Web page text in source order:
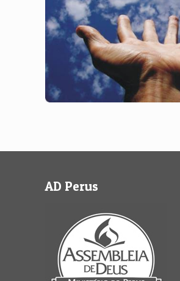
AD Perus